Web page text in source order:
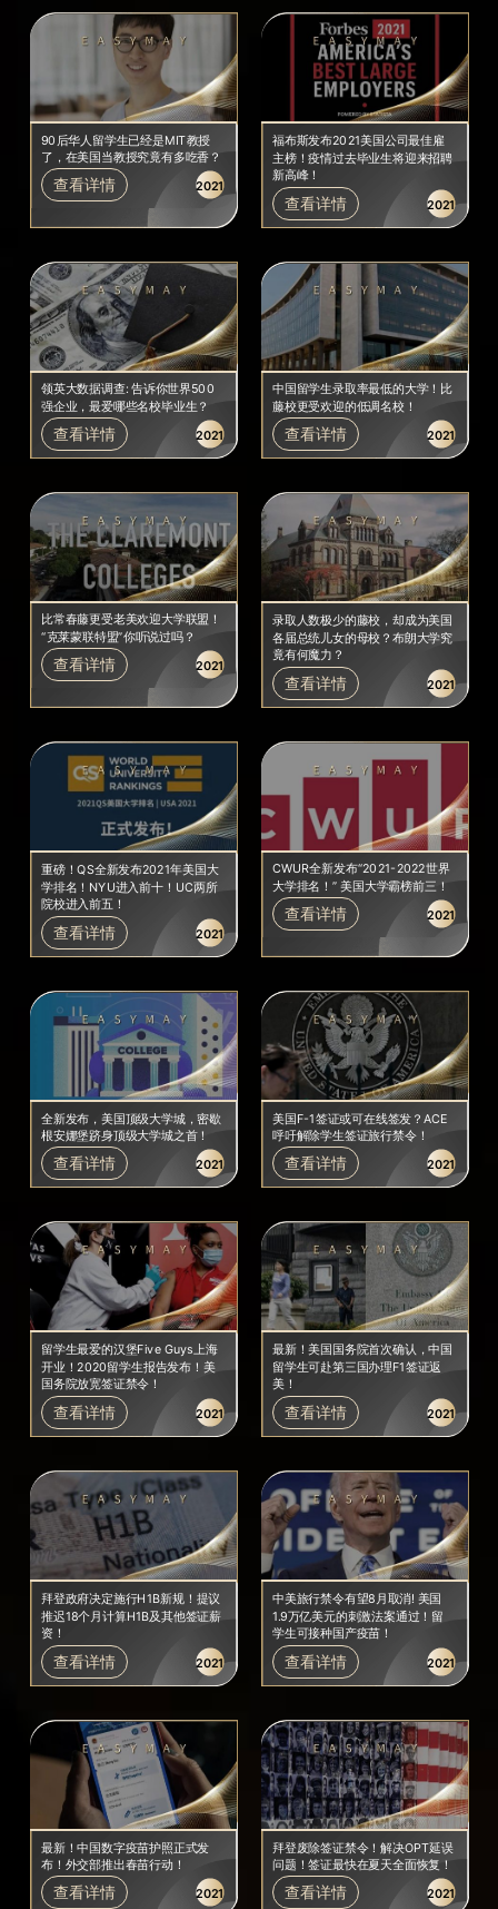
90后华人留学生已经是MIT教授
了，在美国当教授究竟有多吃香？
查看详情 2021
福布斯发布2021美国公司最佳雇
主榜！疫情过去毕业生将迎来招聘
新高峰！
查看详情 2021
领英大数据调查: 告诉你世界500
强企业，最爱哪些名校毕业生？
查看详情 2021
中国留学生录取率最低的大学！比
藤校更受欢迎的低调名校！
查看详情 2021
比常春藤更受老美欢迎大学联盟！
“克莱蒙联特盟”你听说过吗？
查看详情 2021
录取人数极少的藤校，却成为美国
各届总统儿女的母校？布朗大学究
竟有何魔力？
查看详情 2021
重磅！QS全新发布2021年美国大
学排名！NYU进入前十！UC两所
院校进入前五！
查看详情 2021
CWUR全新发布“2021-2022世界
大学排名！” 美国大学霸榜前三！
查看详情 2021
全新发布，美国顶级大学城，密歇
根安娜堡跻身顶级大学城之首！
查看详情 2021
美国F-1签证或可在线签发？ACE
呼吁解除学生签证旅行禁令！
查看详情 2021
留学生最爱的汉堡Five Guys上海
开业！2020留学生报告发布！美
国务院放宽签证禁令！
查看详情 2021
最新！美国国务院首次确认，中国
留学生可赴第三国办理F1签证返
美！
查看详情 2021
拜登政府决定施行H1B新规！提议
推迟18个月计算H1B及其他签证薪
资！
查看详情 2021
中美旅行禁令有望8月取消! 美国
1.9万亿美元的刺激法案通过！留
学生可接种国产疫苗！
查看详情 2021
最新！中国数字疫苗护照正式发
布！外交部推出春苗行动！
查看详情 2021
拜登废除签证禁令！解决OPT延误
问题！签证最快在夏天全面恢复！
查看详情 2021